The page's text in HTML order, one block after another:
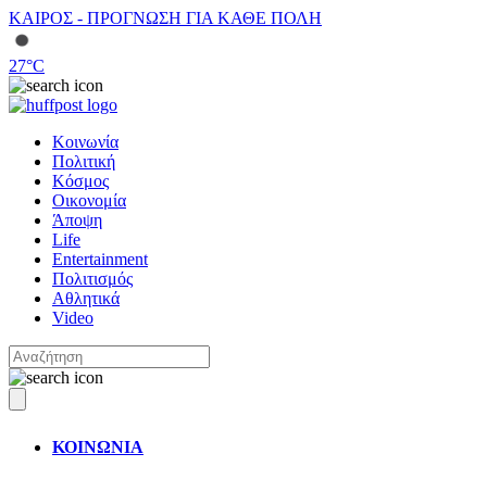
ΚΑΙΡΟΣ - ΠΡΟΓΝΩΣΗ ΓΙΑ ΚΑΘΕ ΠΟΛΗ
27°C
Κοινωνία
Πολιτική
Κόσμος
Οικονομία
Άποψη
Life
Entertainment
Πολιτισμός
Αθλητικά
Video
ΚΟΙΝΩΝΙΑ